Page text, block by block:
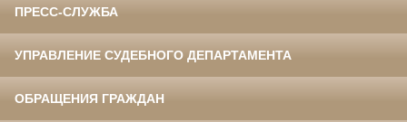
ПРЕСС-СЛУЖБА
УПРАВЛЕНИЕ СУДЕБНОГО ДЕПАРТАМЕНТА
ОБРАЩЕНИЯ ГРАЖДАН